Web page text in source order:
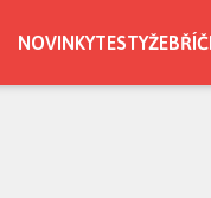
NOVINKYTESTY